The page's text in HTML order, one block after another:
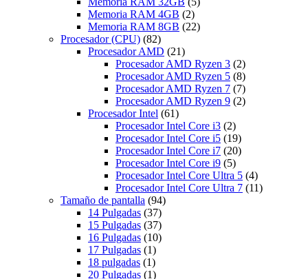
Memoria RAM 4GB (2)
Memoria RAM 8GB (22)
Procesador (CPU) (82)
Procesador AMD (21)
Procesador AMD Ryzen 3 (2)
Procesador AMD Ryzen 5 (8)
Procesador AMD Ryzen 7 (7)
Procesador AMD Ryzen 9 (2)
Procesador Intel (61)
Procesador Intel Core i3 (2)
Procesador Intel Core i5 (19)
Procesador Intel Core i7 (20)
Procesador Intel Core i9 (5)
Procesador Intel Core Ultra 5 (4)
Procesador Intel Core Ultra 7 (11)
Tamaño de pantalla (94)
14 Pulgadas (37)
15 Pulgadas (37)
16 Pulgadas (10)
17 Pulgadas (1)
18 pulgadas (1)
20 Pulgadas (1)